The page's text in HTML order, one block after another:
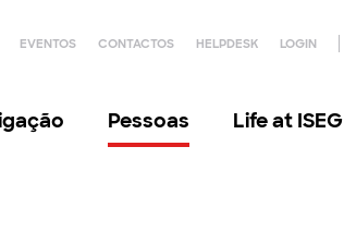
EVENTOS CONTACTOS HELPDESK LOGIN
Pessoas Life at ISEG